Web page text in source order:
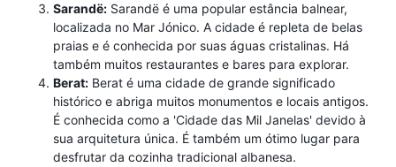
Sarandë: Sarandë é uma popular estância balnear,
localizada no Mar Jónico. A cidade é repleta de belas
praias e é conhecida por suas águas cristalinas. Há
também muitos restaurantes e bares para explorar.
Berat: Berat é uma cidade de grande significado
histórico e abriga muitos monumentos e locais antigos.
É conhecida como a 'Cidade das Mil Janelas' devido à
sua arquitetura única. É também um ótimo lugar para
desfrutar da cozinha tradicional albanesa.